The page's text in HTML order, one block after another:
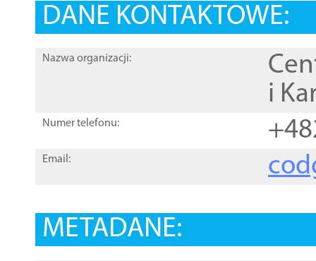
DANE KONTAKTOWE:
Nazwa organizacji:
i
Numer telefonu:
Email:
METADANE: